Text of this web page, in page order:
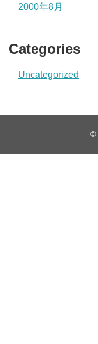
2000年8月
Categories
Uncategorized
©